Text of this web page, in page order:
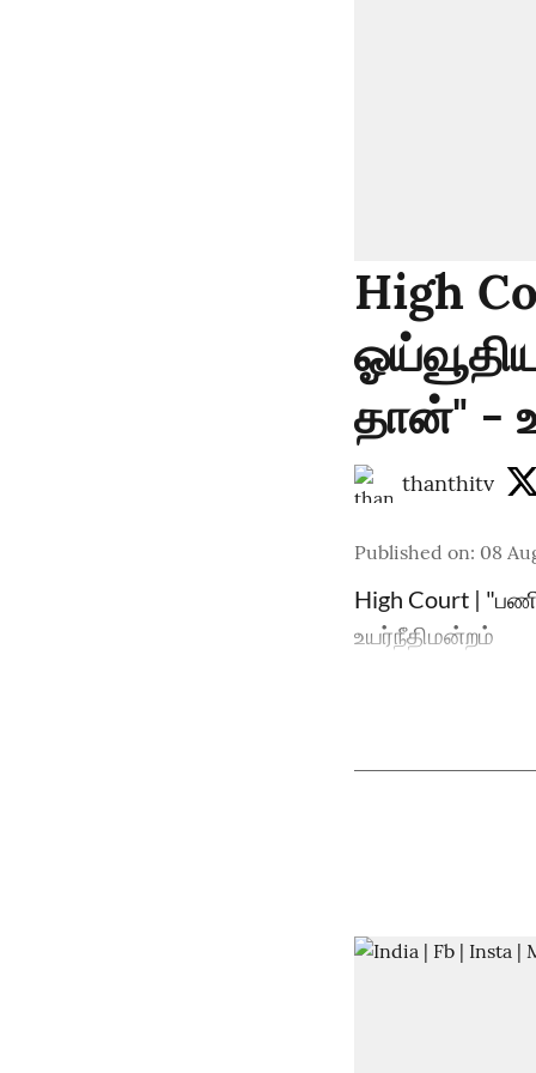
High
தான்" -
thanthitv
Published on: 08
High Court |
உயர்நீதிமன்றம்